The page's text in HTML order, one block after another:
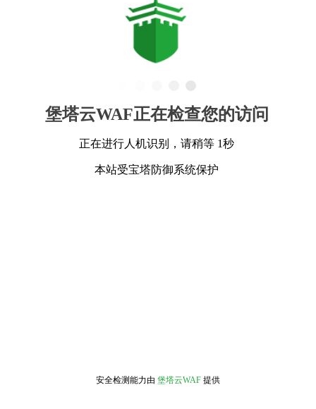
堡塔云WAF正在检查您的访问
正在进行人机识别，请稍等 1秒
本站受宝塔防御系统保护
安全检测能力由 堡塔云WAF 提供